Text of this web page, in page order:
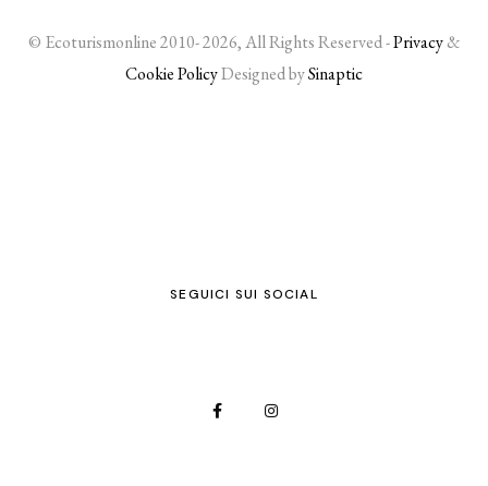
© Ecoturismonline 2010- 2026, All Rights Reserved -Privacy&
Cookie PolicyDesigned bySinaptic
SEGUICI SUI SOCIAL